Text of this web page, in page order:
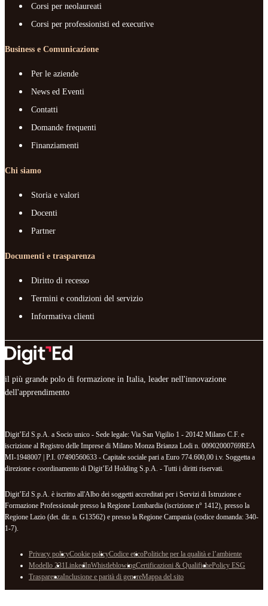
Corsi per neolaureati
Corsi per professionisti ed executive
Business e Comunicazione
Per le aziende
News ed Eventi
Contatti
Domande frequenti
Finanziamenti
Chi siamo
Storia e valori
Docenti
Partner
Documenti e trasparenza
Diritto di recesso
Termini e condizioni del servizio
Informativa clienti
il più grande polo di formazione in Italia, leader nell'innovazione
dell'apprendimento
Digit’Ed S.p.A. a Socio unico - Sede legale: Via San Vigilio 1 - 20142 Milano C.F. e
iscrizione al Registro delle Imprese di Milano Monza Brianza Lodi n. 00902000769REA
MI-1948007 | P.I. 07490560633 - Capitale sociale pari a Euro 774.600,00 i.v. Soggetta a
direzione e coordinamento di Digit’Ed Holding S.p.A. - Tutti i diritti riservati.
Digit’Ed S.p.A. è iscritto all'Albo dei soggetti accreditati per i Servizi di Istruzione e
Formazione Professionale presso la Regione Lombardia (iscrizione n° 1412), presso la
Regione Lazio (det. dir. n. G13562) e presso la Regione Campania (codice domanda: 340-
1-7).
Privacy policyCookie policyCodice eticoPolitiche per la qualità e l’ambiente
Modello 231LinkedInWhistleblowingCertificazioni & QualifichePolicy ESG
TrasparenzaInclusione e parità di genereMappa del sito